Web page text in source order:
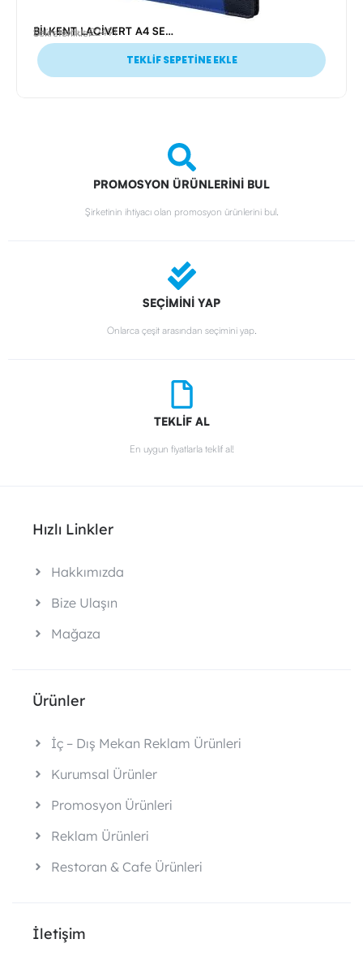
BİLKENT LACİVERT A4 SEKRETERLİK (23X31 CM)
Ürün Kodu: 22491
Sekreterlikler
TEKLİF SEPETİNE EKLE
PROMOSYON ÜRÜNLERİNİ BUL
Şirketinin ihtiyacı olan promosyon ürünlerini bul.
SEÇİMİNİ YAP
Onlarca çeşit arasından seçimini yap.
TEKLİF AL
En uygun fiyatlarla teklif al!
Hızlı Linkler
Hakkımızda
Bize Ulaşın
Mağaza
Ürünler
İç – Dış Mekan Reklam Ürünleri
Kurumsal Ürünler
Promosyon Ürünleri
Reklam Ürünleri
Restoran & Cafe Ürünleri
İletişim